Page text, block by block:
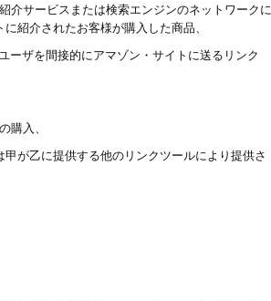
介サービスまたは検索エンジンのネットワークに
紹介されたお客様が購入した商品、
ーザを間接的にアマゾン・サイトに送るリンク
購入、
が乙に提供する他のリンクツールにより提供さ